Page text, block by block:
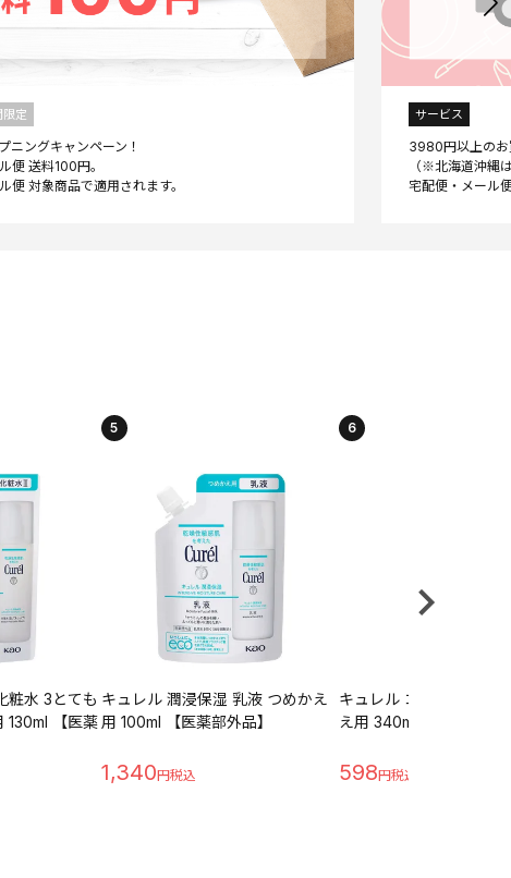
限定
ニングキャンペーン！
便 送料100円。
サービス
3980円以上のお
（※北海道沖縄
粧水 3とても
130ml 【医薬
5
キュレル 潤浸保湿 乳液 つめかえ
用 100ml 【医薬部外品】
1,340
6
キュレル コンディショ
え用 340ml 【医薬部外
598